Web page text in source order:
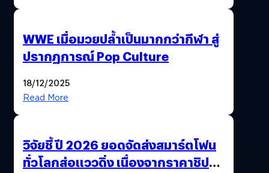
WWE เมื่อมวยปล้ำเป็นมากกว่ากีฬา สู่
ปรากฏการณ์ Pop Culture
18/12/2025
Read More
วิจัยชี้ ปี 2026 ยอดจัดส่งสมาร์ตโฟน
ทั่วโลกส่อแววดิ่ง เนื่องจากราคาชิป